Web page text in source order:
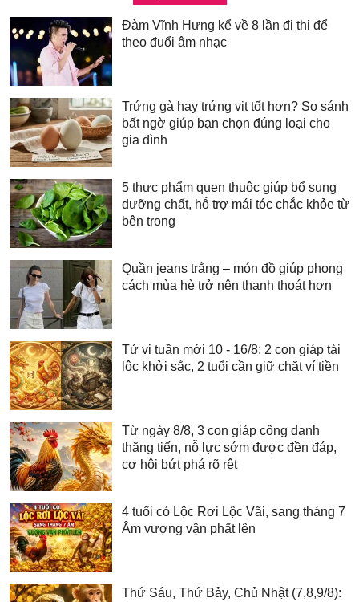
Đàm Vĩnh Hưng kể về 8 lần đi thi để
theo đuổi âm nhạc
Trứng gà hay trứng vịt tốt hơn? So sánh
bất ngờ giúp bạn chọn đúng loại cho
gia đình
5 thực phẩm quen thuộc giúp bổ sung
dưỡng chất, hỗ trợ mái tóc chắc khỏe từ
bên trong
Quần jeans trắng – món đồ giúp phong
cách mùa hè trở nên thanh thoát hơn
Tử vi tuần mới 10 - 16/8: 2 con giáp tài
lộc khởi sắc, 2 tuổi cần giữ chặt ví tiền
Từ ngày 8/8, 3 con giáp công danh
thăng tiến, nỗ lực sớm được đền đáp,
cơ hội bứt phá rõ rệt
4 tuổi có Lộc Rơi Lộc Vãi, sang tháng 7
Âm vượng vận phất lên
Thứ Sáu, Thứ Bảy, Chủ Nhật (7,8,9/8):